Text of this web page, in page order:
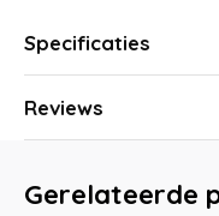
Specificaties
Reviews
Gerelateerde